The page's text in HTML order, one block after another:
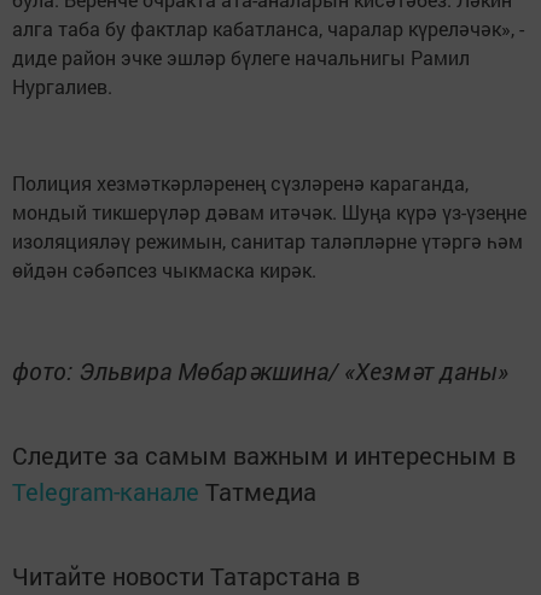
алга таба бу фактлар кабатланса, чаралар күреләчәк», -
диде район эчке эшләр бүлеге начальнигы Рамил
Нургалиев.
Полиция хезмәткәрләренең сүзләренә караганда,
мондый тикшерүләр дәвам итәчәк. Шуңа күрә үз-үзеңне
изоляцияләү режимын, санитар таләпләрне үтәргә һәм
өйдән сәбәпсез чыкмаска кирәк.
фото: Эльвира Мөбарәкшина/ «Хезмәт даны»
Следите за самым важным и интересным в
Telegram-канале Татмедиа
Читайте новости Татарстана в